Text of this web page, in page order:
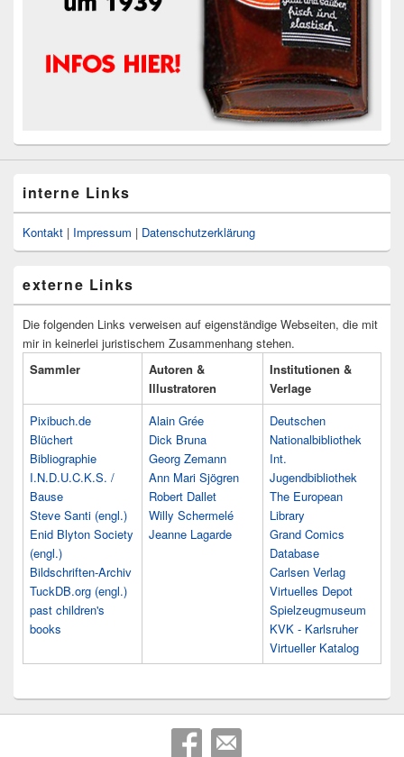
interne Links
Kontakt | Impressum | Datenschutzerklärung
externe Links
Die folgenden Links verweisen auf eigenständige Webseiten, die mit
mir in keinerlei juristischem Zusammenhang stehen.
Sammler
Autoren &
Illustratoren
Institutionen &
Verlage
Pixibuch.de
Blüchert
Bibliographie
I.N.D.U.C.K.S. /
Bause
Steve Santi (engl.)
Enid Blyton Society
(engl.)
Bildschriften-Archiv
TuckDB.org (engl.)
past children's
books
Alain Grée
Dick Bruna
Georg Zemann
Ann Mari Sjögren
Robert Dallet
Willy Schermelé
Jeanne Lagarde
Deutschen
Nationalbibliothek
Int.
Jugendbibliothek
The European
Library
Grand Comics
Database
Carlsen Verlag
Virtuelles Depot
Spielzeugmuseum
KVK - Karlsruher
Virtueller Katalog